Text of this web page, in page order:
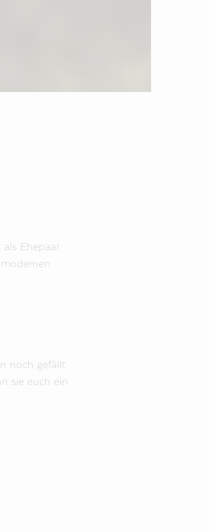
Ehepaar
noch gefällt
sie euch ein